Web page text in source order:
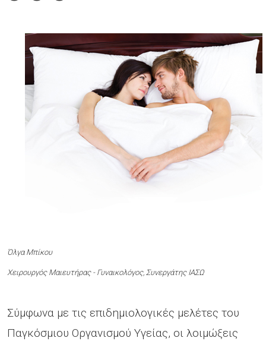
Όλγα Μπίκου
Χειρουργός Μαιευτήρας - Γυναικολόγος, Συνεργάτης ΙΑΣΩ
Σύμφωνα με τις επιδημιολογικές μελέτες του
Παγκόσμιου Οργανισμού Υγείας, οι λοιμώξεις